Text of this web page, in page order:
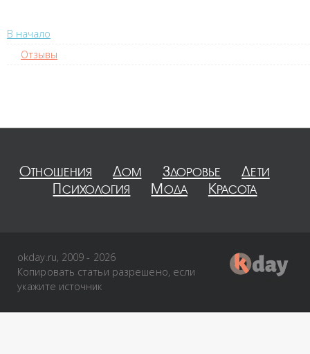
В начало
Отзывы
Отношения Дом Здоровье
Дети
Психология
Мода Красота
okday.ru, 2009 - 2026
Копировать статьи разрешено, если
укажите источник